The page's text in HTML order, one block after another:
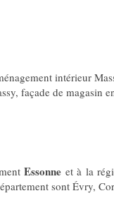
intérieur
, façade de magasin
Essonne et à la
sont Évry,